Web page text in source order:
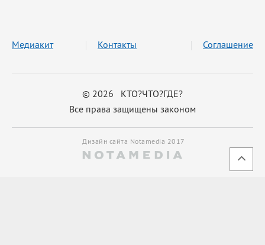
© 2026 КТО?ЧТО?ГДЕ?
Все права защищены законом
Медиакит Контакты Соглашение
Дизайн сайта Notamedia 2017